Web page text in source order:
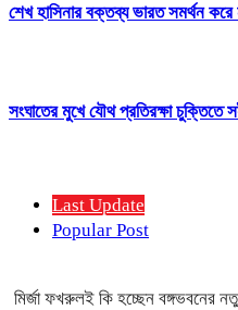
শেখ হাসিনার বক্তব্য ভারত সমর্থন
সংঘাতের মুখে যৌথ প্রতিরক্ষা
Last Update
Popular Post
মির্জা ফখরুলই কি হচ্ছেন বঙ্গভবনের নতুন